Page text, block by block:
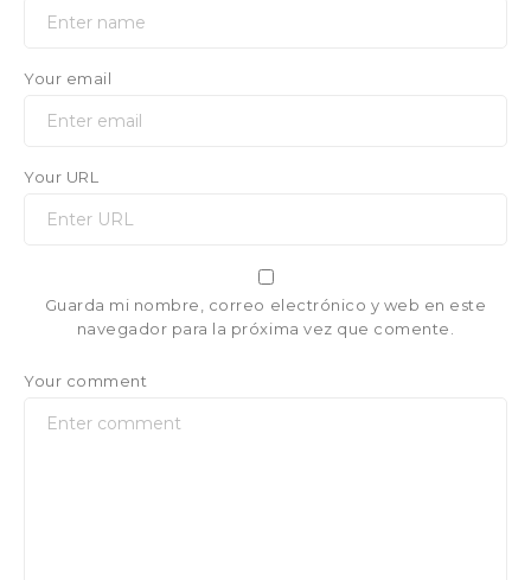
Your email
Your URL
Guarda mi nombre, correo electrónico y web en este
navegador para la próxima vez que comente.
Your comment